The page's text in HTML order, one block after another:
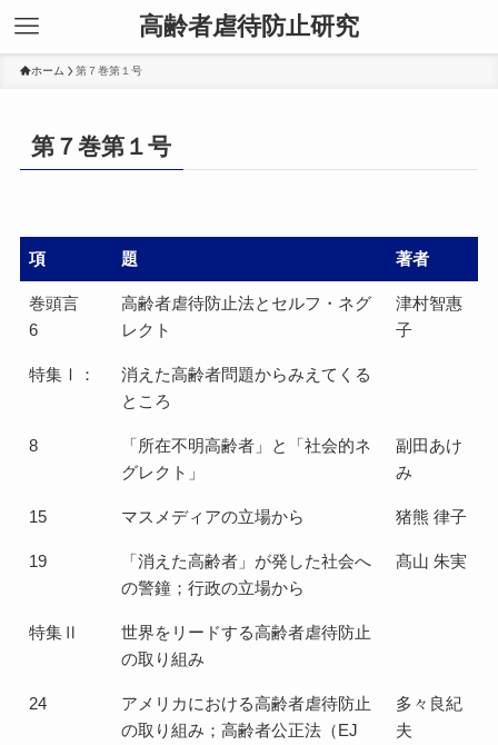
高齢者虐待防止研究
ホーム 第７巻第１号
第７巻第１号
項 題 著者
巻頭言
6
高齢者虐待防止法とセルフ・ネグ
レクト
津村智惠
子
特集Ⅰ：
消えた高齢者問題からみえてくる
ところ
8
「所在不明高齢者」と「社会的ネ
グレクト」
副田あけ
み
15 マスメディアの立場から 猪熊 律子
19
「消えた高齢者」が発した社会へ
の警鐘；行政の立場から
髙山 朱実
特集Ⅱ
世界をリードする高齢者虐待防止
の取り組み
24
アメリカにおける高齢者虐待防止
の取り組み；高齢者公正法（EJ
多々良紀
夫